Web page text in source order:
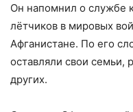
Он напомнил о службе
лётчиков в мировых
Афганистане. По его
оставляли свои семьи,
других.